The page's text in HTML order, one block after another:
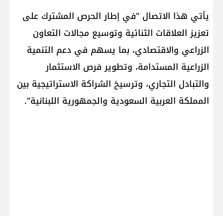
يأتي هذا الاتصال "في إطار الحرص المشترك على
تعزيز العلاقات الثنائية وتوسيع مجالات التعاون
الزراعي والاقتصادي، بما يسهم في دعم التنمية
الزراعية المستدامة، وتطوير فرص الاستثمار
والتبادل التجاري، وترسيخ الشراكة الاستراتيجية بين
المملكة العربية السعودية والجمهورية اللبنانية".